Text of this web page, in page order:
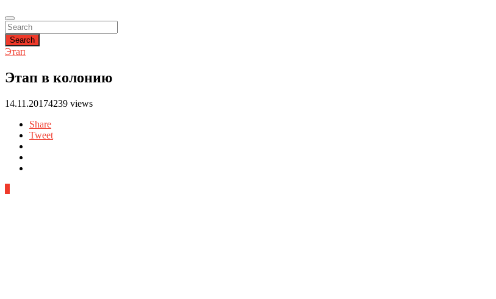
Search
Этап
Этап в колонию
14.11.20174239 views
Share
Tweet